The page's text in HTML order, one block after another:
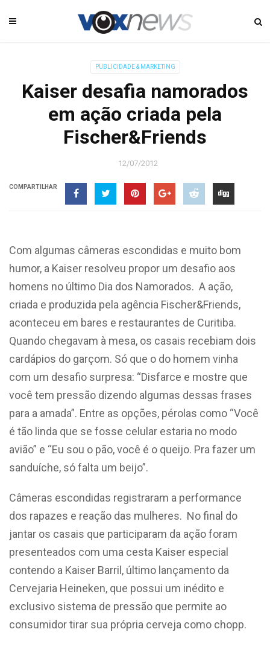
PUBLICIDADE & MARKETING
Kaiser desafia namorados
em ação criada pela
Fischer&Friends
12/07/2012
COMPARTILHAR
Com algumas câmeras escondidas e muito bom
humor, a Kaiser resolveu propor um desafio aos
homens no último Dia dos Namorados. A ação,
criada e produzida pela agência Fischer&Friends,
aconteceu em bares e restaurantes de Curitiba.
Quando chegavam à mesa, os casais recebiam dois
cardápios do garçom. Só que o do homem vinha
com um desafio surpresa: “Disfarce e mostre que
você tem pressão dizendo algumas dessas frases
para a amada”. Entre as opções, pérolas como “Você
é tão linda que se fosse celular estaria no modo
avião” e “Eu sou o pão, você é o queijo. Pra fazer um
sanduíche, só falta um beijo”.
Câmeras escondidas registraram a performance
dos rapazes e reação das mulheres. No final do
jantar os casais que participaram da ação foram
presenteados com uma cesta Kaiser especial
contendo a Kaiser Barril, último lançamento da
Cervejaria Heineken, que possui um inédito e
exclusivo sistema de pressão que permite ao
consumidor tirar sua própria cerveja como chopp.